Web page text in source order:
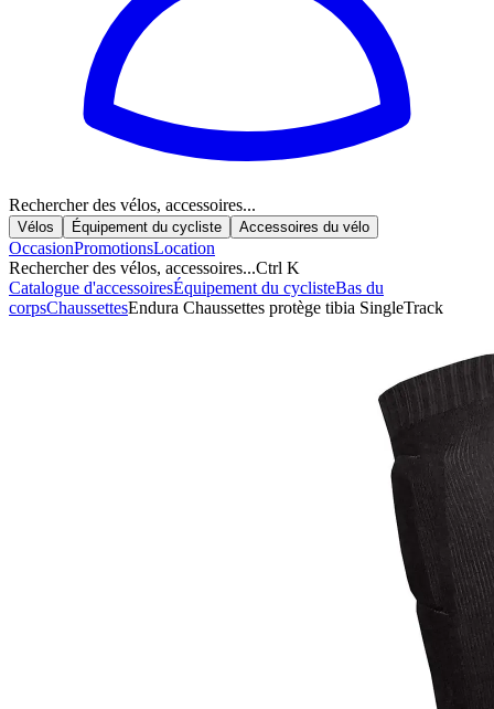
Rechercher des vélos, accessoires...
Vélos Équipement du cycliste Accessoires du vélo
OccasionPromotionsLocation
Rechercher des vélos, accessoires...Ctrl K
Catalogue d'accessoiresÉquipement du cyclisteBas du
corpsChaussettesEndura Chaussettes protège tibia SingleTrack